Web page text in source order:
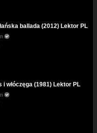
ballada (2012) Lektor PL
i włóczęga (1981) Lektor PL